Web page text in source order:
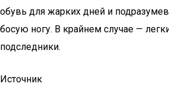
обувь для жарких дней и
босую ногу. В крайнем случае —
подследники.
Источник